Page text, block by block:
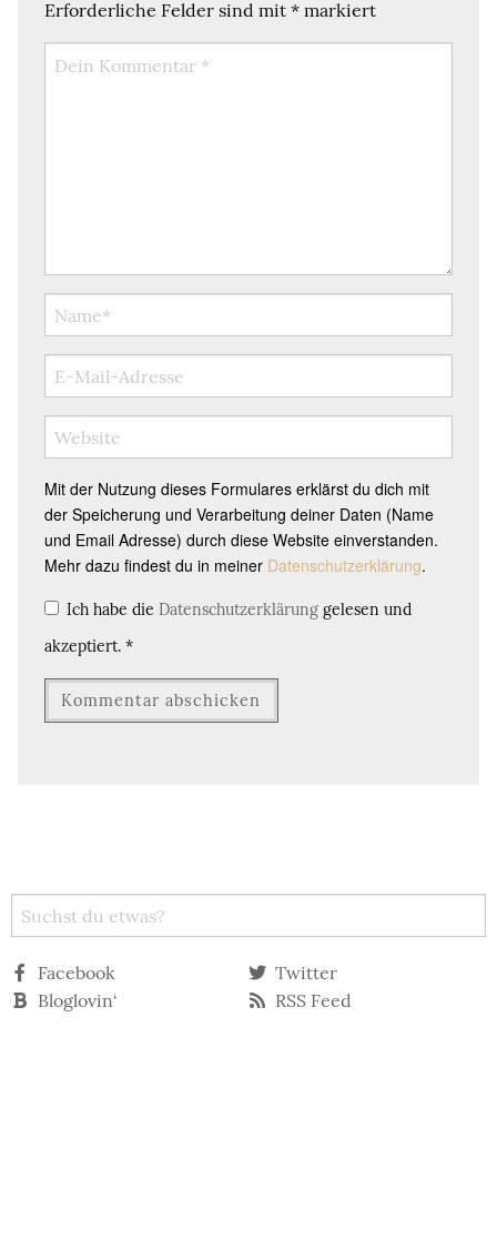
Erforderliche Felder sind mit * markiert
Mit der Nutzung dieses Formulares erklärst du dich mit
der Speicherung und Verarbeitung deiner Daten (Name
und Email Adresse) durch diese Website einverstanden.
Mehr dazu findest du in meiner Datenschutzerklärung.
Ich habe die Datenschutzerklärung gelesen und
akzeptiert. *
Facebook
Twitter
Bloglovin‘
RSS Feed